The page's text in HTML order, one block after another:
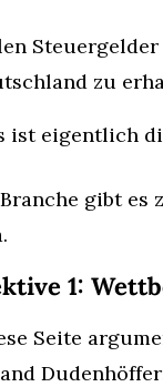
zu
ist eigentlich
gibt es
1:
Seite